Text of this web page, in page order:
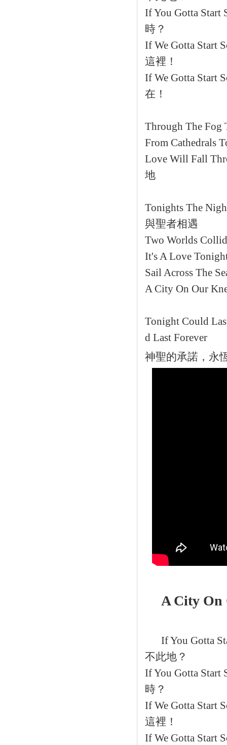
If You Gotta Start
時？
If We Gotta Start
這裡！
If We Gotta Start
在！
Through The Fog
From Cathedrals
Love Will Fall
地
Tonights The
與聖者相遇
Two Worlds
It's A Love
Sail Across The
A City On Our
Tonight Could
d Last Forever
神聖的承諾，永
A City On
If You Gotta
不此地？
If You Gotta Start
時？
If We Gotta Start
這裡！
If We Gotta Start